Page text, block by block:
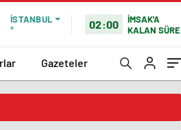
İSTANBUL
°
02:00
İMSAK'A
KALAN SÜRE
Gazeteler